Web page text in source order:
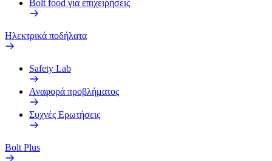
Bolt food για επιχειρήσεις
Ηλεκτρικά ποδήλατα
Safety Lab
Αναφορά προβλήματος
Συχνές Ερωτήσεις
Bolt Plus